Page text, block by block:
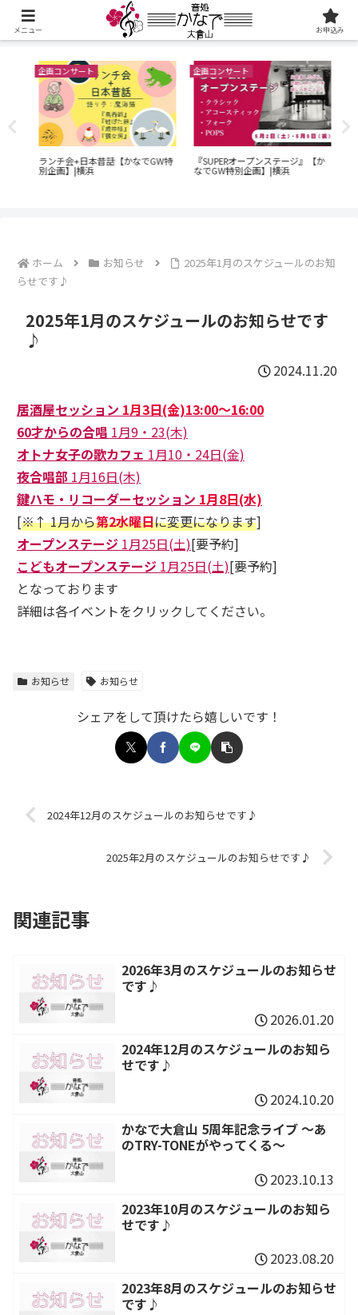
企画コンサート
ランチ会+日本昔話【かなでGW特
別企画】|横浜
企画コンサート
『SUPERオープンステージ』【か
なでGW特別企画】|横浜
ホーム お知らせ
2025年1月のスケジュールのお知
らせです♪
2025年1月のスケジュールのお知らせです
♪
2024.11.20
居酒屋セッション 1月3日(金)13:00～16:00
60才からの合唱 1月9・23(木)
オトナ女子の歌カフェ 1月10・24日(金)
夜合唱部 1月16日(木)
鍵ハモ・リコーダーセッション 1月8日(水)
[※↑ 1月から第2水曜日に変更になります]
オープンステージ 1月25日(土)[要予約]
こどもオープンステージ 1月25日(土)[要予約]
となっております
詳細は各イベントをクリックしてください。
お知らせ お知らせ
シェアをして頂けたら嬉しいです！
2024年12月のスケジュールのお知らせです♪
2025年2月のスケジュールのお知らせです♪
関連記事
2026年3月のスケジュールのお知らせ
です♪
2026.01.20
2024年12月のスケジュールのお知ら
せです♪
2024.10.20
かなで大倉山 5周年記念ライブ ～あ
のTRY-TONEがやってくる～
2023.10.13
2023年10月のスケジュールのお知ら
せです♪
2023.08.20
2023年8月のスケジュールのお知らせ
です♪
メニュー お申込み